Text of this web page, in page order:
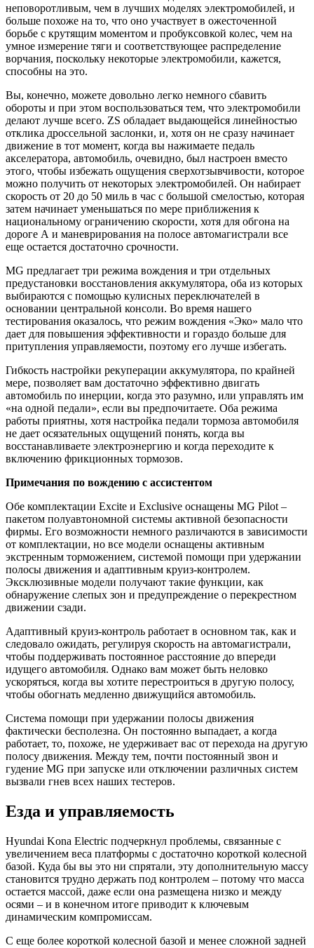
неповоротливым, чем в лучших моделях электромобилей, и
больше похоже на то, что оно участвует в ожесточенной
борьбе с крутящим моментом и пробуксовкой колес, чем на
умное измерение тяги и соответствующее распределение
ворчания, поскольку некоторые электромобили, кажется,
способны на это.
Вы, конечно, можете довольно легко немного сбавить
обороты и при этом воспользоваться тем, что электромобили
делают лучше всего. ZS обладает выдающейся линейностью
отклика дроссельной заслонки, и, хотя он не сразу начинает
движение в тот момент, когда вы нажимаете педаль
акселератора, автомобиль, очевидно, был настроен вместо
этого, чтобы избежать ощущения сверхотзывчивости, которое
можно получить от некоторых электромобилей. Он набирает
скорость от 20 до 50 миль в час с большой смелостью, которая
затем начинает уменьшаться по мере приближения к
национальному ограничению скорости, хотя для обгона на
дороге А и маневрирования на полосе автомагистрали все
еще остается достаточно срочности.
MG предлагает три режима вождения и три отдельных
предустановки восстановления аккумулятора, оба из которых
выбираются с помощью кулисных переключателей в
основании центральной консоли. Во время нашего
тестирования оказалось, что режим вождения «Эко» мало что
дает для повышения эффективности и гораздо больше для
притупления управляемости, поэтому его лучше избегать.
Гибкость настройки рекуперации аккумулятора, по крайней
мере, позволяет вам достаточно эффективно двигать
автомобиль по инерции, когда это разумно, или управлять им
«на одной педали», если вы предпочитаете. Оба режима
работы приятны, хотя настройка педали тормоза автомобиля
не дает осязательных ощущений понять, когда вы
восстанавливаете электроэнергию и когда переходите к
включению фрикционных тормозов.
Примечания по вождению с ассистентом
Обе комплектации Excite и Exclusive оснащены MG Pilot –
пакетом полуавтономной системы активной безопасности
фирмы. Его возможности немного различаются в зависимости
от комплектации, но все модели оснащены активным
экстренным торможением, системой помощи при удержании
полосы движения и адаптивным круиз-контролем.
Эксклюзивные модели получают такие функции, как
обнаружение слепых зон и предупреждение о перекрестном
движении сзади.
Адаптивный круиз-контроль работает в основном так, как и
следовало ожидать, регулируя скорость на автомагистрали,
чтобы поддерживать постоянное расстояние до впереди
идущего автомобиля. Однако вам может быть неловко
ускоряться, когда вы хотите перестроиться в другую полосу,
чтобы обогнать медленно движущийся автомобиль.
Система помощи при удержании полосы движения
фактически бесполезна. Он постоянно выпадает, а когда
работает, то, похоже, не удерживает вас от перехода на другую
полосу движения. Между тем, почти постоянный звон и
гудение MG при запуске или отключении различных систем
вызвали гнев всех наших тестеров.
Езда и управляемость
Hyundai Kona Electric подчеркнул проблемы, связанные с
увеличением веса платформы с достаточно короткой колесной
базой. Куда бы вы это ни спрятали, эту дополнительную массу
становится трудно держать под контролем – потому что масса
остается массой, даже если она размещена низко и между
осями – и в конечном итоге приводит к ключевым
динамическим компромиссам.
С еще более короткой колесной базой и менее сложной задней